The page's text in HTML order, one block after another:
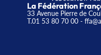
La Fédération
33 Avenue Pierre de
T.01 53 80 70 00-